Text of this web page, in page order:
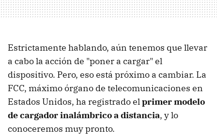
Estrictamente hablando, aún tenemos que llevar
a cabo la acción de "poner a cargar" el
dispositivo. Pero, eso está próximo a cambiar. La
FCC, máximo órgano de telecomunicaciones en
Estados Unidos, ha registrado elprimer modelo
de cargador inalámbrico a distancia, y lo
conoceremos muy pronto.